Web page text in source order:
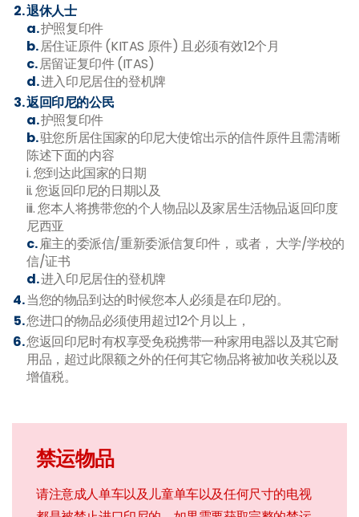
退休人士
a.护照复印件
b.居住证原件 (KITAS 原件) 且必须有效12个月
c.居留证复印件 (ITAS)
d.进入印尼居住的登机牌
返回印尼的公民
a.护照复印件
b.驻您所居住国家的印尼大使馆出示的信件原件且需清晰
陈述下面的内容
i. 您到达此国家的日期
ii. 您返回印尼的日期以及
iii. 您本人将携带您的个人物品以及家居生活物品返回印度
尼西亚
c.雇主的委派信/重新委派信复印件， 或者， 大学/学校的
信/证书
d.进入印尼居住的登机牌
当您的物品到达的时候您本人必须是在印尼的。
您进口的物品必须使用超过12个月以上，
您返回印尼时有权享受免税携带一种家用电器以及其它耐
用品，超过此限额之外的任何其它物品将被加收关税以及
增值税。
禁运物品
请注意成人单车以及儿童单车以及任何尺寸的电视